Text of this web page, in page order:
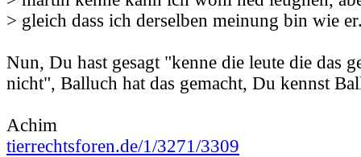
> gleich dass ich derselben meinung bin wie
Nun, Du hast gesagt "kenne die leute die das
nicht", Balluch hat das gemacht, Du kennst
Achim
tierrechtsforen.de/1/3271/3309